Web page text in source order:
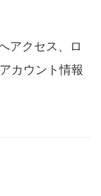
アクセス、ロ
カウント情報